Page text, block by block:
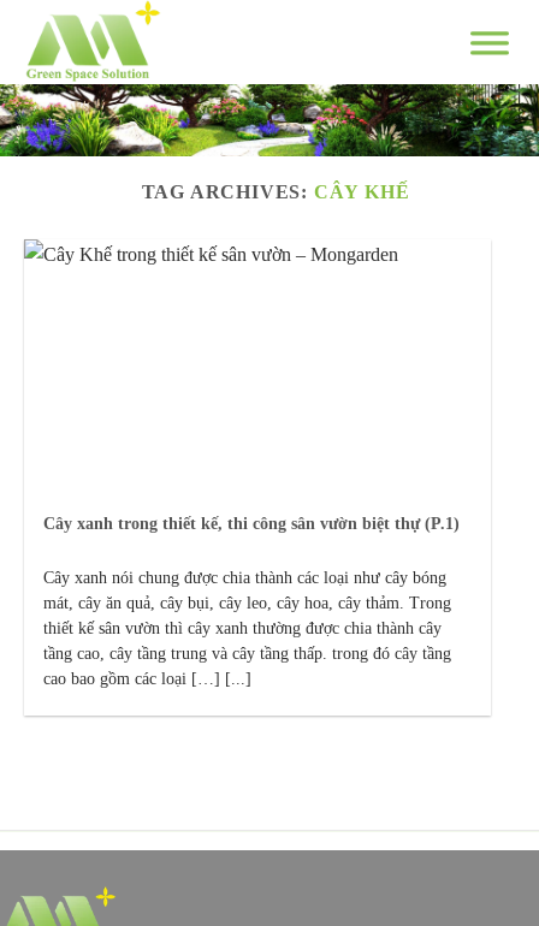
content
TAG ARCHIVES: CÂY KHẾ
Cây xanh trong thiết kế, thi công sân vườn biệt thự (P.1)
Cây xanh nói chung được chia thành các loại như cây bóng
mát, cây ăn quả, cây bụi, cây leo, cây hoa, cây thảm. Trong
thiết kế sân vườn thì cây xanh thường được chia thành cây
tầng cao, cây tầng trung và cây tầng thấp. trong đó cây tầng
cao bao gồm các loại […] [...]